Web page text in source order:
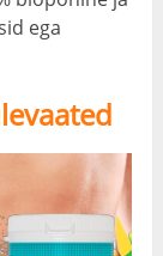
ega